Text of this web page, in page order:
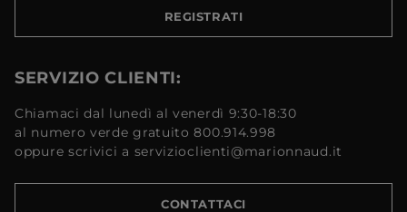
REGISTRATI
SERVIZIO CLIENTI:
Chiamaci dal lunedì al venerdì 9:30-18:30
al numero verde gratuito 800.914.998
oppure scrivici a servizioclienti@marionnaud.it
CONTATTACI